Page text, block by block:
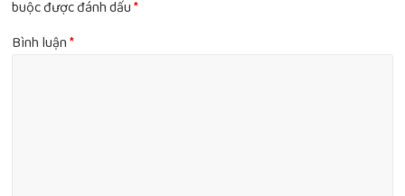
buộc được đánh dấu*
Bình luận*